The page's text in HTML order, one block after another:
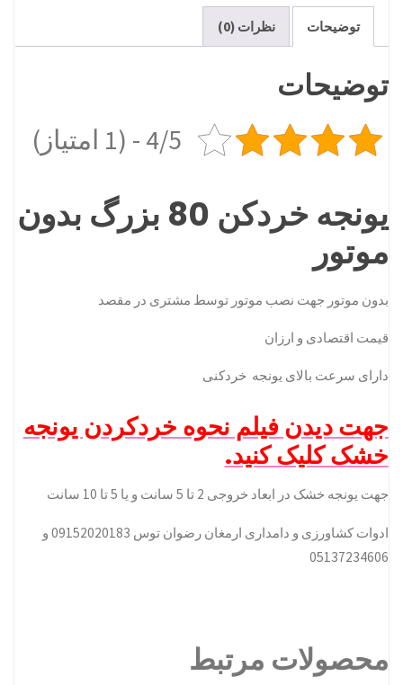
موتور
عدد
توضیحات نظرات (0)
توضیحات
4/5 - (1 امتیاز)
یونجه خردکن 80 بزرگ بدون
موتور
بدون موتور جهت نصب موتور توسط مشتری در مقصد
قیمت اقتصادی و ارزان
دارای سرعت بالای یونجه خردکنی
جهت دیدن فیلم نحوه خردکردن یونجه
خشک کلیک کنید.
جهت یونجه خشک در ابعاد خروجی 2 تا 5 سانت و یا 5 تا 10 سانت
ادوات کشاورزی و دامداری ارمغان رضوان توس 09152020183 و
05137234606
محصولات مرتبط